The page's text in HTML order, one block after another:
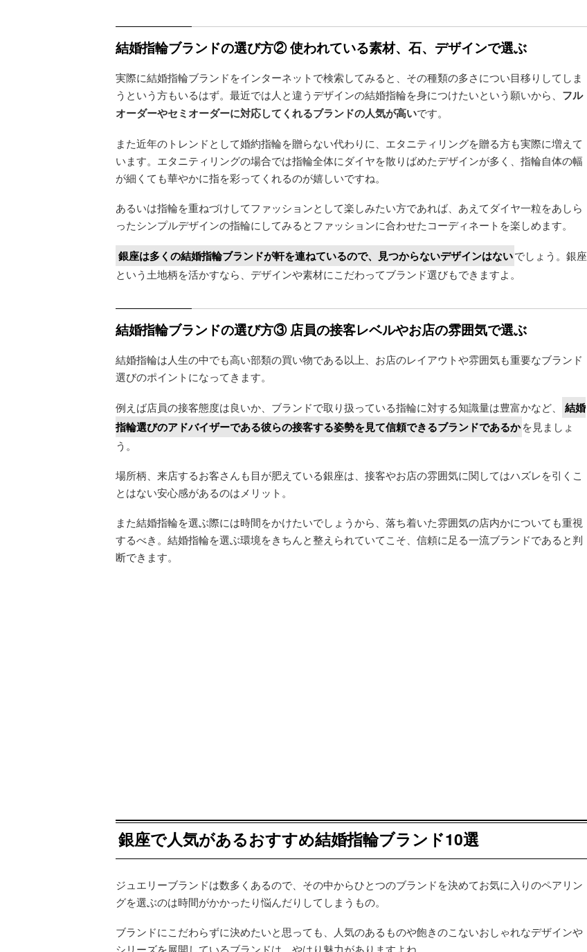
結婚指輪ブランドの選び方② 使われている素材、石、デザインで選ぶ
実際に結婚指輪ブランドをインターネットで検索してみると、その種類の多さについ目移りしてしま
うという方もいるはず。最近では人と違うデザインの結婚指輪を身につけたいという願いから、 フル
オーダーやセミオーダーに対応してくれるブランドの人気が高いです。
また近年のトレンドとして婚約指輪を贈らない代わりに、エタニティリングを贈る方も実際に増えて
います。エタニティリングの場合では指輪全体にダイヤを散りばめたデザインが多く、指輪自体の幅
が細くても華やかに指を彩ってくれるのが嬉しいですね。
あるいは指輪を重ねづけしてファッションとして楽しみたい方であれば、あえてダイヤ一粒をあしら
ったシンプルデザインの指輪にしてみるとファッションに合わせたコーディネートを楽しめます。
銀座は多くの結婚指輪ブランドが軒を連ねているので、見つからないデザインはないでしょう。銀座
という土地柄を活かすなら、デザインや素材にこだわってブランド選びもできますよ。
結婚指輪ブランドの選び方③ 店員の接客レベルやお店の雰囲気で選ぶ
結婚指輪は人生の中でも高い部類の買い物である以上、お店のレイアウトや雰囲気も重要なブランド
選びのポイントになってきます。
例えば店員の接客態度は良いか、ブランドで取り扱っている指輪に対する知識量は豊富かなど、
結婚
指輪選びのアドバイザーである彼らの接客する姿勢を見て信頼できるブランドであるかを見ましょ
う。
場所柄、来店するお客さんも目が肥えている銀座は、接客やお店の雰囲気に関してはハズレを引くこ
とはない安心感があるのはメリット。
また結婚指輪を選ぶ際には時間をかけたいでしょうから、落ち着いた雰囲気の店内かについても重視
するべき。結婚指輪を選ぶ環境をきちんと整えられていてこそ、信頼に足る一流ブランドであると判
断できます。
銀座で人気があるおすすめ結婚指輪ブランド10選
ジュエリーブランドは数多くあるので、その中からひとつのブランドを決めてお気に入りのペアリン
グを選ぶのは時間がかかったり悩んだりしてしまうもの。
ブランドにこだわらずに決めたいと思っても、人気のあるものや飽きのこないおしゃれなデザインや
シリーズを展開しているブランドは、やはり魅力がありますよね。